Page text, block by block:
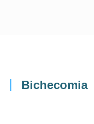
Bichecomia